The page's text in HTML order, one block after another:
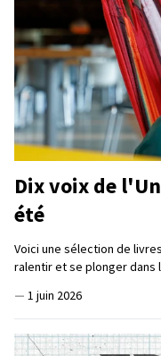
Dix voix de
été
Voici une sélection de
ralentir et se plonger dans
— 1 juin 2026